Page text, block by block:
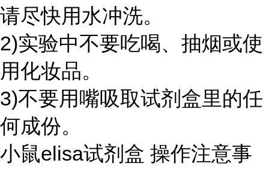
请尽快用水冲洗。
2)实验中不要吃喝、抽烟或使
用化妆品。
3)不要用嘴吸取试剂盒里的任
何成份。
小鼠elisa试剂盒 操作注意事